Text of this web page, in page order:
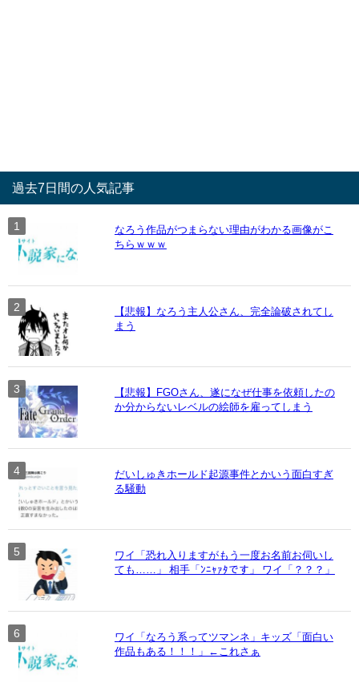
過去7日間の人気記事
なろう作品がつまらない理由がわかる画像がこ
ちらｗｗｗ
【悲報】なろう主人公さん、完全論破されてし
まう
【悲報】FGOさん、遂になぜ仕事を依頼したの
か分からないレベルの絵師を雇ってしまう
だいしゅきホールド起源事件とかいう面白すぎ
る騒動
ワイ「恐れ入りますがもう一度お名前お伺いし
ても……」 相手「ﾝﾆｬｧﾀです」 ワイ「？？？」
ワイ「なろう系ってツマンネ」キッズ「面白い
作品もある！！！」←これさぁ